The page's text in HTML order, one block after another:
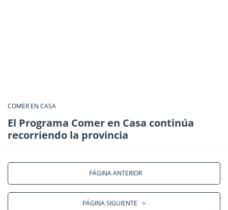
COMER EN CASA
El Programa Comer en Casa continúa
recorriendo la provincia
PÁGINA ANTERIOR
PÁGINA SIGUIENTE >